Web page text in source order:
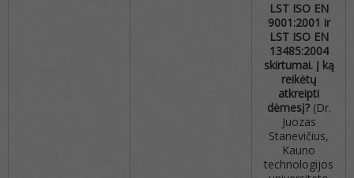
LST ISO EN
9001:2001 ir
LST ISO EN
13485:2004
skirtumai. Į ką
reikėtų
atkreipti
dėmesį?(Dr.
Juozas
Stanevičius,
Kauno
technologijos